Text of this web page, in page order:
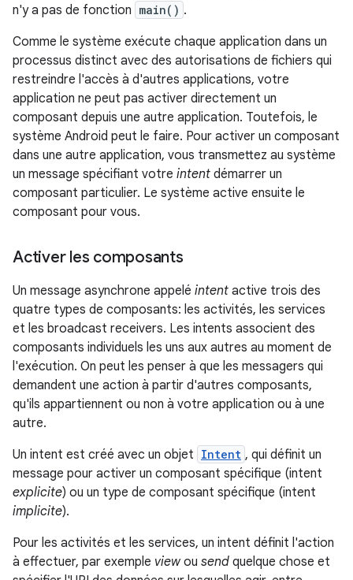
n'y a pas de fonction main() .
Comme le système exécute chaque application dans un
processus distinct avec des autorisations de fichiers qui
restreindre l'accès à d'autres applications, votre
application ne peut pas activer directement un
composant depuis une autre application. Toutefois, le
système Android peut le faire. Pour activer un composant
dans une autre application, vous transmettez au système
un message spécifiant votre intent démarrer un
composant particulier. Le système active ensuite le
composant pour vous.
Activer les composants
Un message asynchrone appelé intent active trois des
quatre types de composants: les activités, les services
et les broadcast receivers. Les intents associent des
composants individuels les uns aux autres au moment de
l'exécution. On peut les penser à que les messagers qui
demandent une action à partir d'autres composants,
qu'ils appartiennent ou non à votre application ou à une
autre.
Un intent est créé avec un objet Intent , qui définit un
message pour activer un composant spécifique (intent
explicite) ou un type de composant spécifique (intent
implicite).
Pour les activités et les services, un intent définit l'action
à effectuer, par exemple viewou send quelque chose et